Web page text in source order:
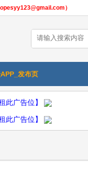
）
发布页
此广告位】
此广告位】